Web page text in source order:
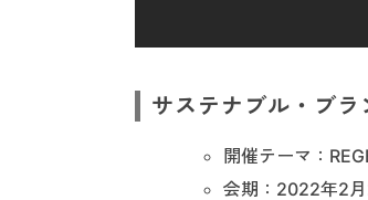
サステナブル・ブ
開催テーマ：
会期：2022年2